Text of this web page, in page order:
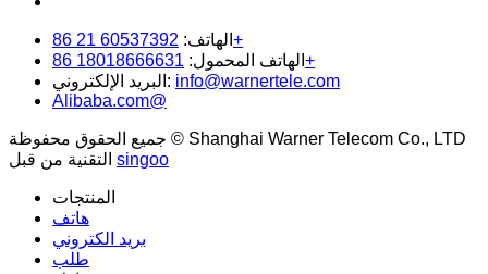
الهاتف: 60537392 21 86+
الهاتف المحمول: 18018666631 86+
البريد الإلكتروني: info@warnertele.com
Alibaba.com@
جميع الحقوق محفوظة © Shanghai Warner Telecom Co., LTD
singoo
المنتجات
هاتف
بريد الكتروني
طلب